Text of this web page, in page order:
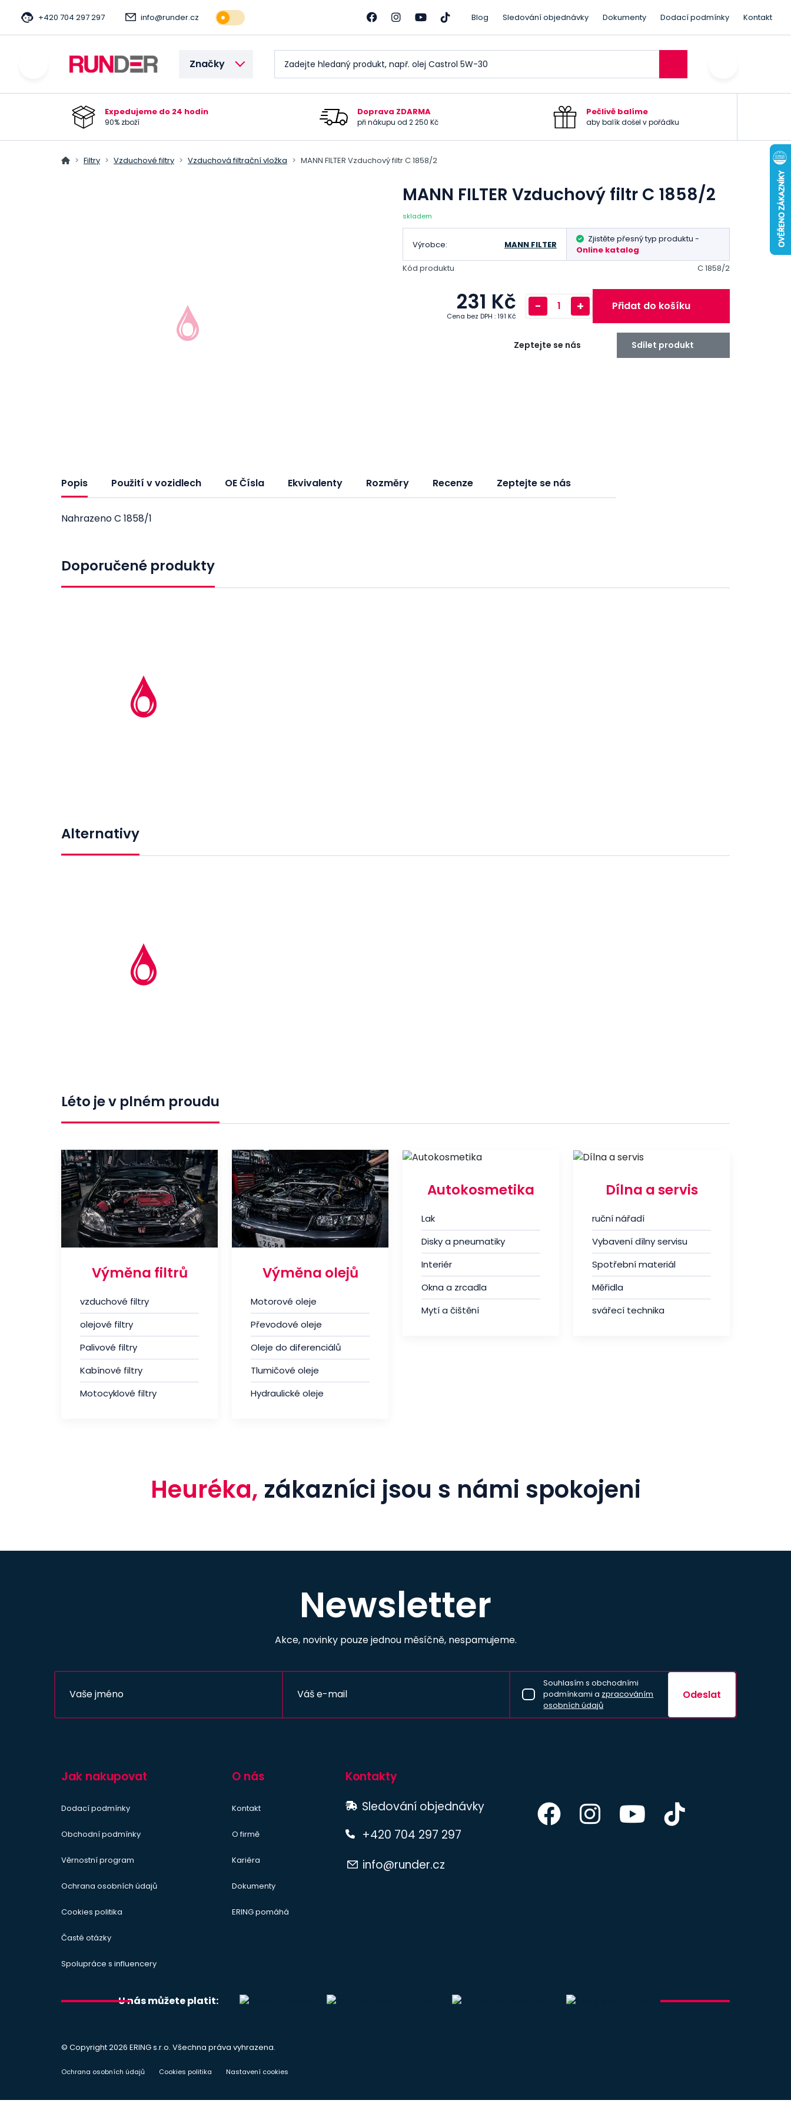
+420 704 297 297 info@runder.cz Blog Sledování objednávky Dokumenty Dodací podmínky Kontakt
Značky
Expedujeme do 24 hodin
90% zboží
Doprava ZDARMA
při nákupu od 2 250 Kč
Pečlivě balíme
aby balík došel v pořádku
Filtry Vzduchové filtry Vzduchová filtrační vložka MANN FILTER Vzduchový filtr C 1858/2
MANN FILTER Vzduchový filtr C 1858/2
skladem
Výrobce: MANN FILTER
Zjistěte přesný typ produktu -
Online katalog
Kód produktu
C 1858/2
231 Kč
Cena bez DPH : 191 Kč
- + Přidat do košíku
Zeptejte se nás Sdílet produkt
Popis Použití v vozidlech OE Čísla Ekvivalenty Rozměry Recenze Zeptejte se nás
Nahrazeno C 1858/1
Doporučené produkty
Alternativy
Léto je v plném proudu
Výměna filtrů
vzduchové filtry
olejové filtry
Palivové filtry
Kabínové filtry
Motocyklové filtry
Výměna olejů
Motorové oleje
Převodové oleje
Oleje do diferenciálů
Tlumičové oleje
Hydraulické oleje
Autokosmetika
Lak
Disky a pneumatiky
Interiér
Okna a zrcadla
Mytí a čištění
Dílna a servis
ruční nářadí
Vybavení dílny servisu
Spotřební materiál
Měřidla
svářecí technika
Heuréka, zákazníci jsou s námi spokojeni
Newsletter
Akce, novinky pouze jednou měsíčně, nespamujeme.
Souhlasím s obchodními
podmínkami a zpracováním
osobních údajů
Odeslat
Jak nakupovat
Dodací podmínky
Obchodní podmínky
Věrnostní program
Ochrana osobních údajů
Cookies politika
Časté otázky
Spolupráce s influencery
O nás
Kontakt
O firmě
Kariéra
Dokumenty
ERING pomáhá
Kontakty
Sledování objednávky
+420 704 297 297
info@runder.cz
U nás můžete platit:
© Copyright 2026 ERING s.r.o. Všechna práva vyhrazena.
Ochrana osobních údajů Cookies politika Nastavení cookies